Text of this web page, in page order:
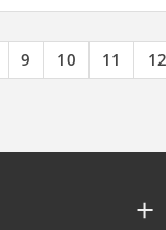
9 10 11 12